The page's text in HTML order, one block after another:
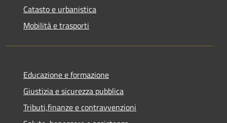
Catasto e urbanistica
Mobilità e trasporti
Educazione e formazione
Giustizia e sicurezza pubblica
Tributi,finanze e contravvenzioni